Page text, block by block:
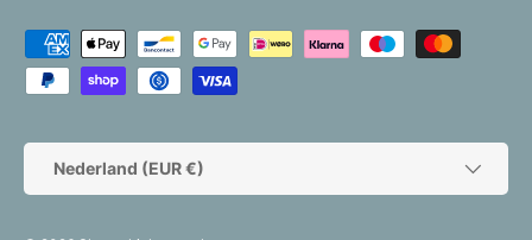
Geaccepteerde betaalmethoden
Nederland (EUR €)